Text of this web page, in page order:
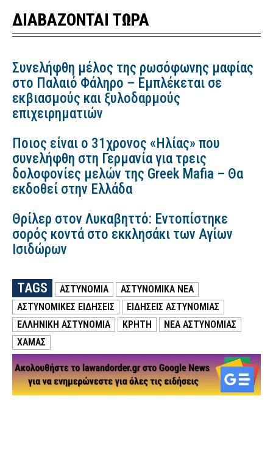
ΔΙΑΒΑΖΟΝΤΑΙ ΤΩΡΑ
Συνελήφθη μέλος της ρωσόφωνης μαφίας
στο Παλαιό Φάληρο – Εμπλέκεται σε
εκβιασμούς και ξυλοδαρμούς
επιχειρηματιών
Ποιος είναι ο 31χρονος «Ηλίας» που
συνελήφθη στη Γερμανία για τρεις
δολοφονίες μελών της Greek Mafia – Θα
εκδοθεί στην Ελλάδα
Θρίλερ στον Λυκαβηττό: Εντοπίστηκε
σορός κοντά στο εκκλησάκι των Αγίων
Ισιδώρων
TAGS ΑΣΤΥΝΟΜΙΑ
ΑΣΤΥΝΟΜΙΚΑ ΝΕΑ
ΑΣΤΥΝΟΜΙΚΕΣ ΕΙΔΗΣΕΙΣ
ΕΙΔΗΣΕΙΣ ΑΣΤΥΝΟΜΙΑΣ
ΕΛΛΗΝΙΚΗ ΑΣΤΥΝΟΜΙΑ
ΚΡΗΤΗ
ΝΕΑ ΑΣΤΥΝΟΜΙΑΣ
ΧΑΜΑΣ